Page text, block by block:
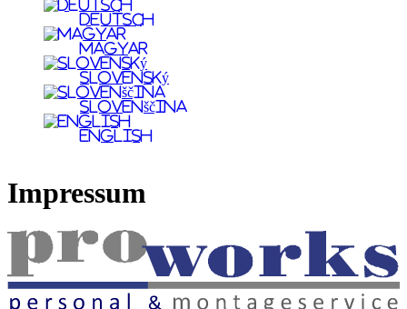
Deutsch
Magyar
Slovenský
Slovenščina
English
Impressum